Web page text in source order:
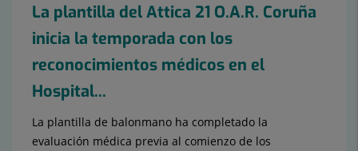
La plantilla del Attica 21 O.A.R. Coruña
inicia la temporada con los
reconocimientos médicos en el
Hospital...
La plantilla de balonmano ha completado la
evaluación médica previa al comienzo de los